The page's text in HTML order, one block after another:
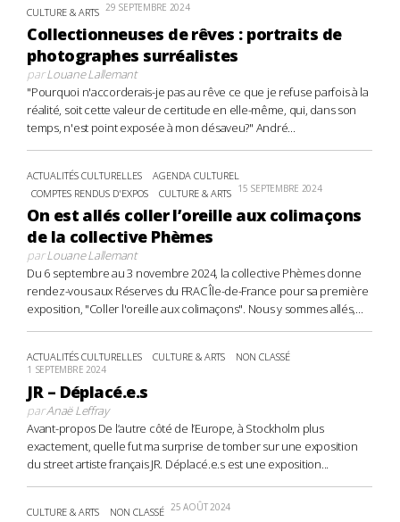
CULTURE & ARTS 29 SEPTEMBRE 2024
Collectionneuses de rêves : portraits de
photographes surréalistes
parLouane Lallemant
"Pourquoi n'accorderais-je pas au rêve ce que je refuse parfois à la
réalité, soit cette valeur de certitude en elle-même, qui, dans son
temps, n'est point exposée à mon désaveu?" André...
ACTUALITÉS CULTURELLES
AGENDA CULTUREL
COMPTES RENDUS D'EXPOS
CULTURE & ARTS 15 SEPTEMBRE 2024
On est allés coller l’oreille aux colimaçons
de la collective Phèmes
parLouane Lallemant
Du 6 septembre au 3 novembre 2024, la collective Phèmes donne
rendez-vous aux Réserves du FRAC Île-de-France pour sa première
exposition, "Coller l'oreille aux colimaçons". Nous y sommes allés,...
ACTUALITÉS CULTURELLES CULTURE & ARTS NON CLASSÉ
1 SEPTEMBRE 2024
JR – Déplacé.e.s
parAnaë Leffray
Avant-propos De l’autre côté de l’Europe, à Stockholm plus
exactement, quelle fut ma surprise de tomber sur une exposition
du street artiste français JR. Déplacé.e.s est une exposition...
CULTURE & ARTS NON CLASSÉ 25 AOÛT 2024